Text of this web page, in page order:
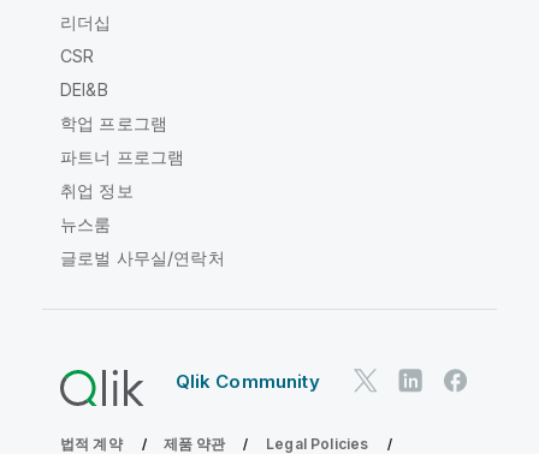
리더십
CSR
DEI&B
학업 프로그램
파트너 프로그램
취업 정보
뉴스룸
글로벌 사무실/연락처
Qlik Community
법적 계약 제품 약관
Legal Policies